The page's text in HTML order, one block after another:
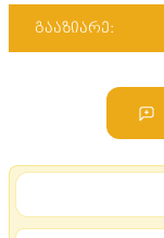
გააზიარე: